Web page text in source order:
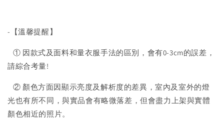
-【溫馨提醒】
① 因款式及面料和量衣服手法的區別，會有0-3cm的誤差，
請綜合考量!
② 顏色方面因顯示亮度及解析度的差異，室內及室外的燈
光也有所不同，與實品會有略微落差，但會盡力上架與實體
顏色相近的照片。